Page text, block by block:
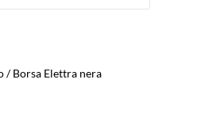
/ Borsa Elettra nera